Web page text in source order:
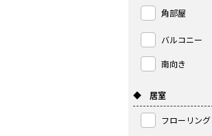
角部屋
バルコニー
南向き
◆ 居室
フローリング